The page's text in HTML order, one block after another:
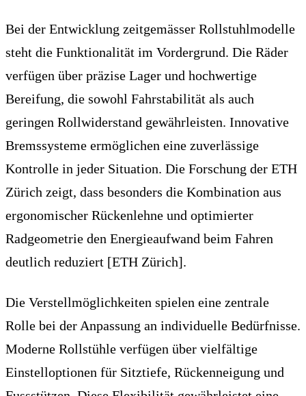
Bei der Entwicklung zeitgemässer Rollstuhlmodelle
steht die Funktionalität im Vordergrund. Die Räder
verfügen über präzise Lager und hochwertige
Bereifung, die sowohl Fahrstabilität als auch
geringen Rollwiderstand gewährleisten. Innovative
Bremssysteme ermöglichen eine zuverlässige
Kontrolle in jeder Situation. Die Forschung der ETH
Zürich zeigt, dass besonders die Kombination aus
ergonomischer Rückenlehne und optimierter
Radgeometrie den Energieaufwand beim Fahren
deutlich reduziert [ETH Zürich].
Die Verstellmöglichkeiten spielen eine zentrale
Rolle bei der Anpassung an individuelle Bedürfnisse.
Moderne Rollstühle verfügen über vielfältige
Einstelloptionen für Sitztiefe, Rückenneigung und